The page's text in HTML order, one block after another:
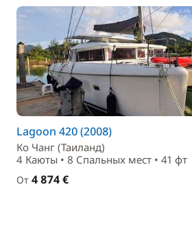
Lagoon 420 (2008)
Ко Чанг (Таиланд)
4 Каюты • 8 Спальныx мест • 41 фт
От 4 874 €